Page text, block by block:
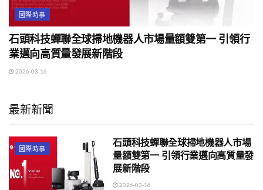
國際時事
石頭科技蟬聯全球掃地機器人市場量額雙第一 引領行
業邁向高質量發展新階段
2026-03-16
最新新聞
國際時事
石頭科技蟬聯全球掃地機器人市場
量額雙第一 引領行業邁向高質量發
展新階段
2026-03-16